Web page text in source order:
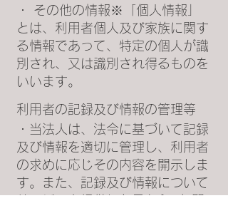
・ その他の情報※「個人情報」
とは、利用者個人及び家族に関す
る情報であって、特定の個人が識
別され、又は識別され得るものを
いいます。
利用者の記録及び情報の管理等
・当法人は、法令に基づいて記録
及び情報を適切に管理し、利用者
の求めに応じその内容を開示しま
す。また、記録及び情報について